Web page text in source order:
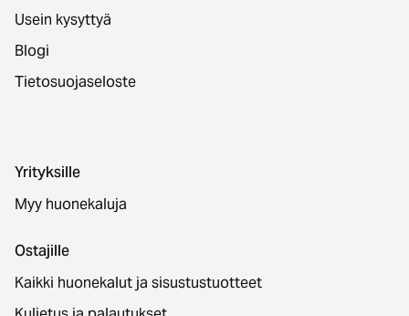
Usein kysyttyä
Blogi
Tietosuojaseloste
Yrityksille
Myy huonekaluja
Ostajille
Kaikki huonekalut ja sisustustuotteet